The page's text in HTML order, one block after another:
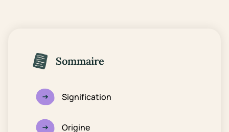
Sommaire
Signification
Origine